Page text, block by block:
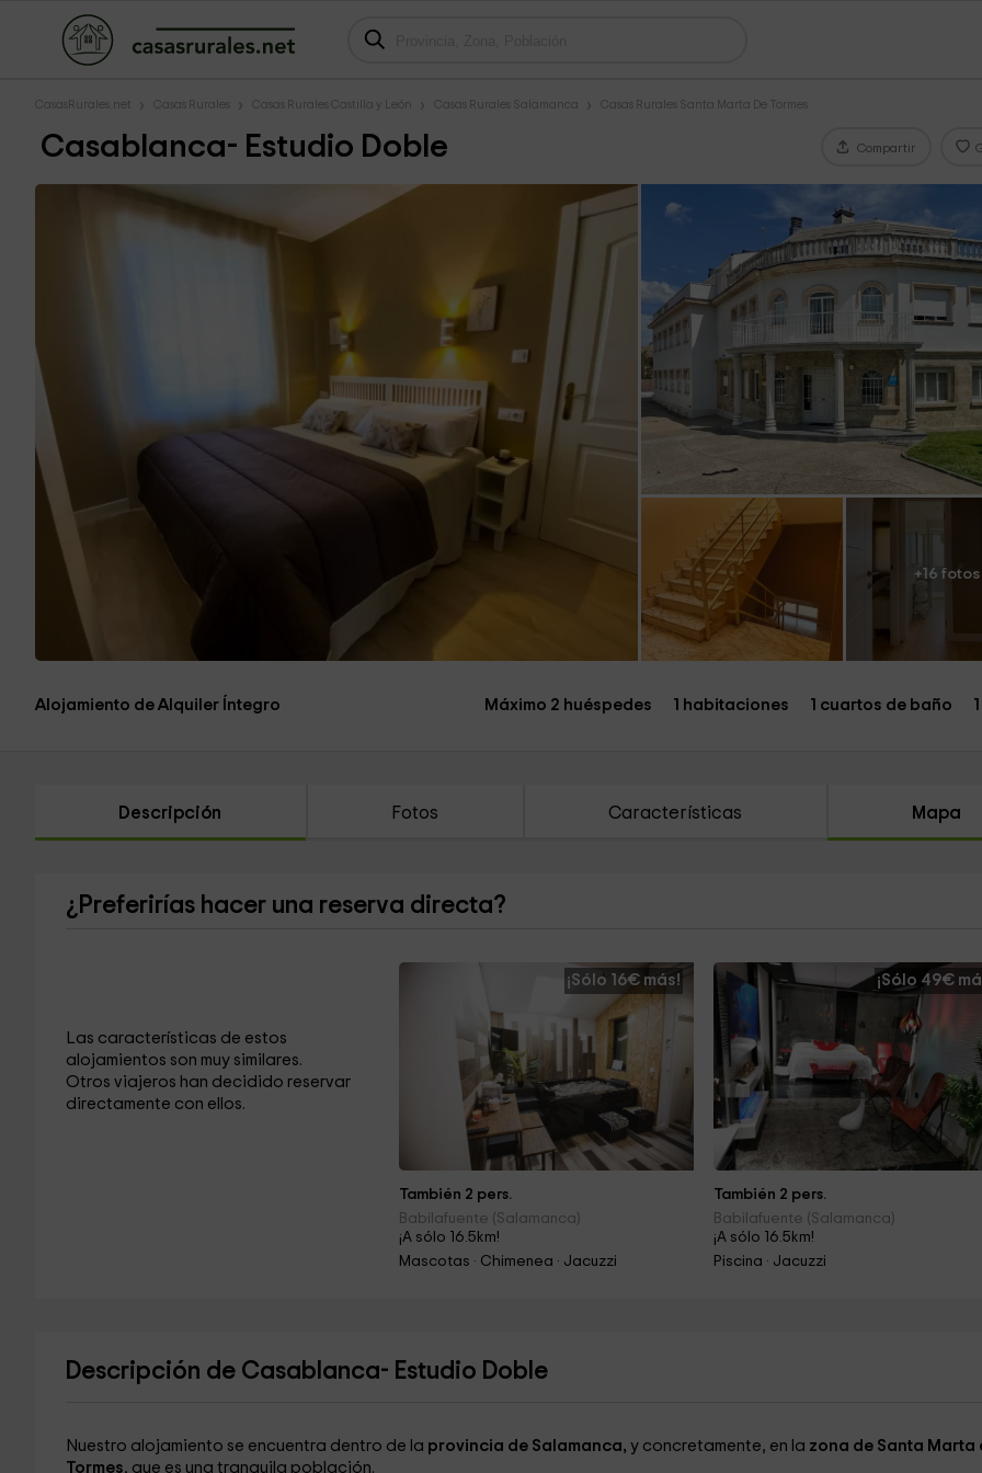
CasasRurales.net Casas Rurales Casas Rurales Castilla y León Casas Rurales Salamanca Casas Rurales Santa Marta De Tormes
Casablanca- Estudio Doble Compartir
+16 fotos
Alojamiento de Alquiler Íntegro Máximo 2 huéspedes 1 habitaciones 1 cuartos de baño
Descripción Fotos Características Mapa
¿Preferirías hacer una reserva directa?
Las características de estos
alojamientos son muy similares.
Otros viajeros han decidido reservar
directamente con ellos.
¡Sólo 16€ más!
También 2 pers.
Babilafuente (Salamanca)
¡A sólo 16.5km!
Mascotas · Chimenea · Jacuzzi
¡Sólo 49€
También 2 pers.
Babilafuente (Salamanca)
¡A sólo 16.5km!
Piscina · Jacuzzi
Descripción de Casablanca- Estudio Doble
Nuestro alojamiento se encuentra dentro de la provincia de Salamanca, y concretamente, en la zona de Santa Marta
Tormes, que es una tranquila población.